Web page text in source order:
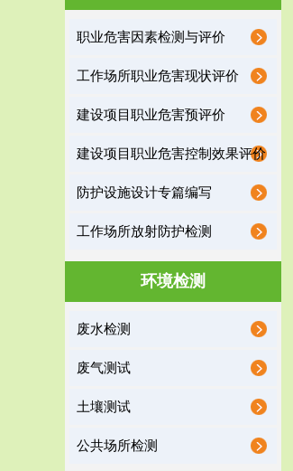
职业危害因素检测与评价
工作场所职业危害现状评价
建设项目职业危害预评价
建设项目职业危害控制效果评价
防护设施设计专篇编写
工作场所放射防护检测
环境检测
废水检测
废气测试
土壤测试
公共场所检测
园区环保管家
保护作用促进供给侧结...
服务范围
危险废物处理
危险废物解释：根据《中华人民共和国固体废物
污染防治法》的规定，危...